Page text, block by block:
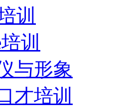
训
训
与形象
才培训